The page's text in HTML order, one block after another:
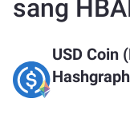
sang
USD Coin
Hashgraph